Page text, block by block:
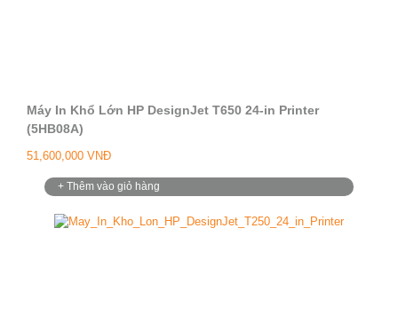
Máy In Khổ Lớn HP DesignJet T650 24-in Printer
(5HB08A)
51,600,000 VNĐ
+ Thêm vào giỏ hàng